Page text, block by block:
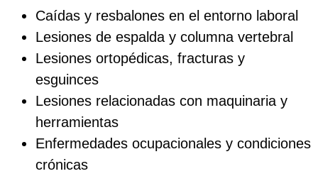
Caídas y resbalones en el entorno laboral
Lesiones de espalda y columna vertebral
Lesiones ortopédicas, fracturas y
esguinces
Lesiones relacionadas con maquinaria y
herramientas
Enfermedades ocupacionales y condiciones
crónicas